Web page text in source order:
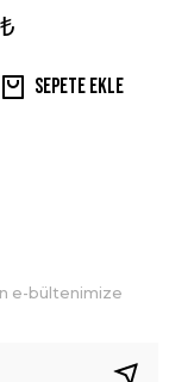
Sepete Ekle
e-bültenimize